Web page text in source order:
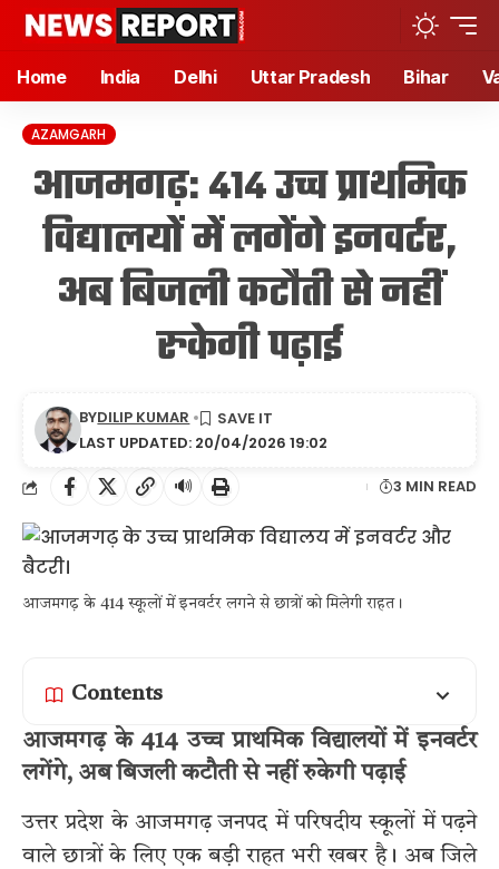
Home India Delhi Uttar Pradesh Bihar
AZAMGARH
आजमगढ़: 414 उच्च प्राथमिक
विद्यालयों में लगेंगे इनवर्टर,
अब बिजली कटौती से नहीं
रुकेगी पढ़ाई
LAST UPDATED: 20/04/2026 19:02
BYDILIP KUMAR
🔊 3 MIN READ
आजमगढ़ के 414 स्कूलों में इनवर्टर लगने से छात्रों को मिलेगी राहत।
Contents
आजमगढ़ के 414 उच्च प्राथमिक विद्यालयों में इनवर्टर
लगेंगे, अब बिजली कटौती से नहीं रुकेगी पढ़ाई
उत्तर प्रदेश के आजमगढ़ जनपद में परिषदीय स्कूलों में पढ़ने
वाले छात्रों के लिए एक बड़ी राहत भरी खबर है। अब जिले